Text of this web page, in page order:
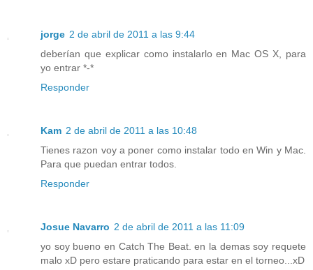
jorge 2 de abril de 2011 a las 9:44
deberían que explicar como instalarlo en Mac OS X, para
yo entrar *-*
Responder
Kam 2 de abril de 2011 a las 10:48
Tienes razon voy a poner como instalar todo en Win y Mac.
Para que puedan entrar todos.
Responder
Josue Navarro 2 de abril de 2011 a las 11:09
yo soy bueno en Catch The Beat. en la demas soy requete
malo xD pero estare praticando para estar en el torneo...xD